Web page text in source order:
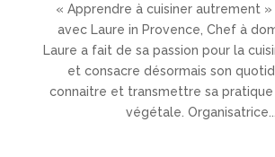
« Apprendre à cuisiner autrement »
avec Laure in Provence, Chef à
Laure a fait de sa passion pour la
et consacre désormais son
connaitre et transmettre sa pratique
végétale. Organisatrice...